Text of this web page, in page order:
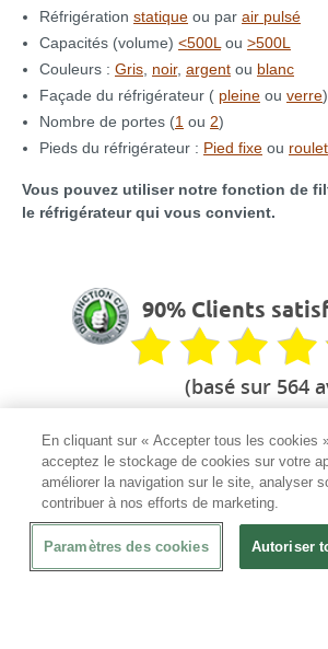
Réfrigération statique ou par air pulsé
Capacités (volume) <500L ou >500L
Couleurs : Gris noir, argent ou blanc
Façade du réfrigérateur ( pleine ou verre)
Nombre de portes (1 ou 2)
Pieds du réfrigérateur : Pied fixe ou
Vous pouvez utiliser notre fonction de
le réfrigérateur qui vous convient.
90% Clients
(basé sur 564
Votre partenaire
Le professionnel de
En cliquant sur « Accepter tous les cookies
acceptez le stockage de cookies sur votre
améliorer la navigation sur le site, analyser
contribuer à nos efforts de marketing.
Paramètres des cookies Autoriser